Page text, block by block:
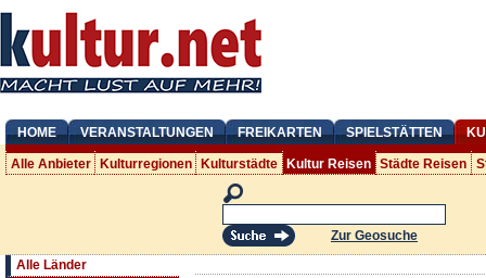
HOME VERANSTALTUNGEN FREIKARTEN SPIELSTÄTTEN
Alle Anbieter Kulturregionen Kulturstädte Kultur Reisen Städte Reisen
Zur Geosuche
Alle Länder